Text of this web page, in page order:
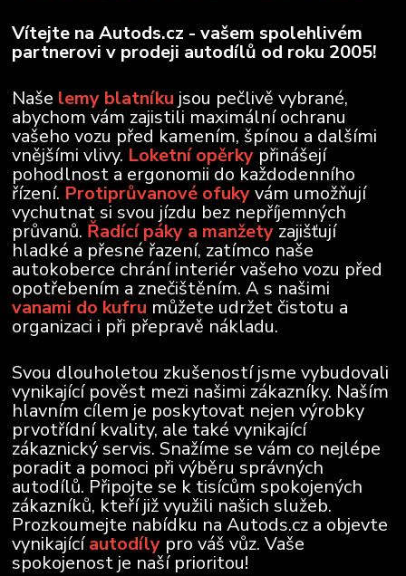
Vítejte na Autods.cz - vašem spolehlivém
partnerovi v prodeji autodílů od roku 2005!
Naše lemy blatníku jsou pečlivě vybrané,
abychom vám zajistili maximální ochranu
vašeho vozu před kamením, špínou a dalšími
vnějšími vlivy. Loketní opěrky přinášejí
pohodlnost a ergonomii do každodenního
řízení. Protiprůvanové ofukyvám umožňují
vychutnat si svou jízdu bez nepříjemných
průvanů. Řadící páky a manžety zajišťují
hladké a přesné řazení, zatímco naše
autokoberce chrání interiér vašeho vozu před
opotřebením a znečištěním. A s našimi
vanami do kufru můžete udržet čistotu a
organizaci i při přepravě nákladu.
Svou dlouholetou zkušeností jsme vybudovali
vynikající pověst mezi našimi zákazníky. Naším
hlavním cílem je poskytovat nejen výrobky
prvotřídní kvality, ale také vynikající
zákaznický servis. Snažíme se vám co nejlépe
poradit a pomoci při výběru správných
autodílů. Připojte se k tisícům spokojených
zákazníků, kteří již využili našich služeb.
Prozkoumejte nabídku na Autods.cz a objevte
vynikajícíautodíly pro váš vůz. Vaše
spokojenost je naší prioritou!